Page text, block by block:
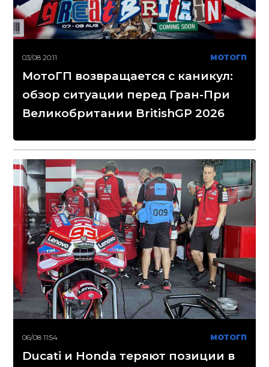
03/08 20:11 МОТОГП
МотоГП возвращается с каникул:
обзор ситуации перед Гран-При
Великобритании BritishGP 2026
06/08 11:54 МОТОГП
Ducati и Honda теряют позиции в